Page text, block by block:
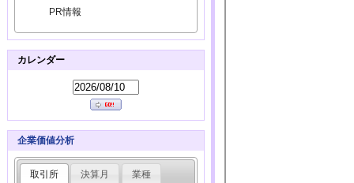
PR情報
カレンダー
企業価値分析
取引所 決算月 業種